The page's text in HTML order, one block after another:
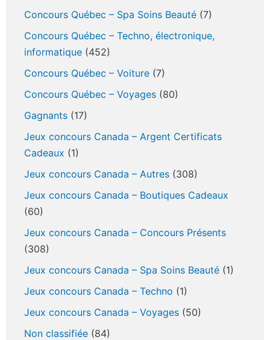
Concours Québec – Spa Soins Beauté (7)
Concours Québec – Techno, électronique,
informatique (452)
Concours Québec – Voiture (7)
Concours Québec – Voyages (80)
Gagnants (17)
Jeux concours Canada – Argent Certificats
Cadeaux (1)
Jeux concours Canada – Autres (308)
Jeux concours Canada – Boutiques Cadeaux
(60)
Jeux concours Canada – Concours Présents
(308)
Jeux concours Canada – Spa Soins Beauté (1)
Jeux concours Canada – Techno (1)
Jeux concours Canada – Voyages (50)
Non classifiée (84)